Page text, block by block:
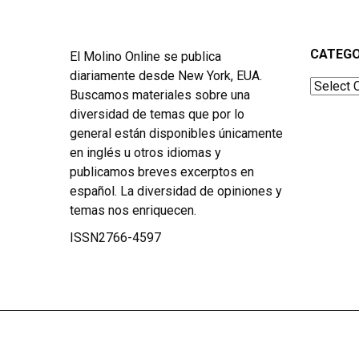
El Molino Online se publica
diariamente desde New York, EUA.
Buscamos materiales sobre una
diversidad de temas que por lo
general están disponibles únicamente
en inglés u otros idiomas y
publicamos breves excerptos en
español. La diversidad de opiniones y
temas nos enriquecen.
ISSN2766-4597